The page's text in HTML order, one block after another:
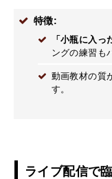
特徴:
「小瓶に入っ
ングの練習も
動画教材の質
す。
ライブ配信で